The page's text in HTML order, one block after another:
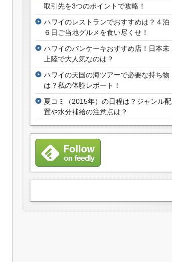
取引先を3つのポイントで攻略！
ハワイのレストランでおすすめは？４泊
６日ご当地グルメを食い尽くせ！
ハワイのパンケーキおすすめ店！日本未
上陸で大人気なのは？
ハワイの天国の海ツアーで必要な持ち物
は？私の体験レポート！
夏コミ（2015年）の日程は？ジャンル配
置や水分補給の注意点は？